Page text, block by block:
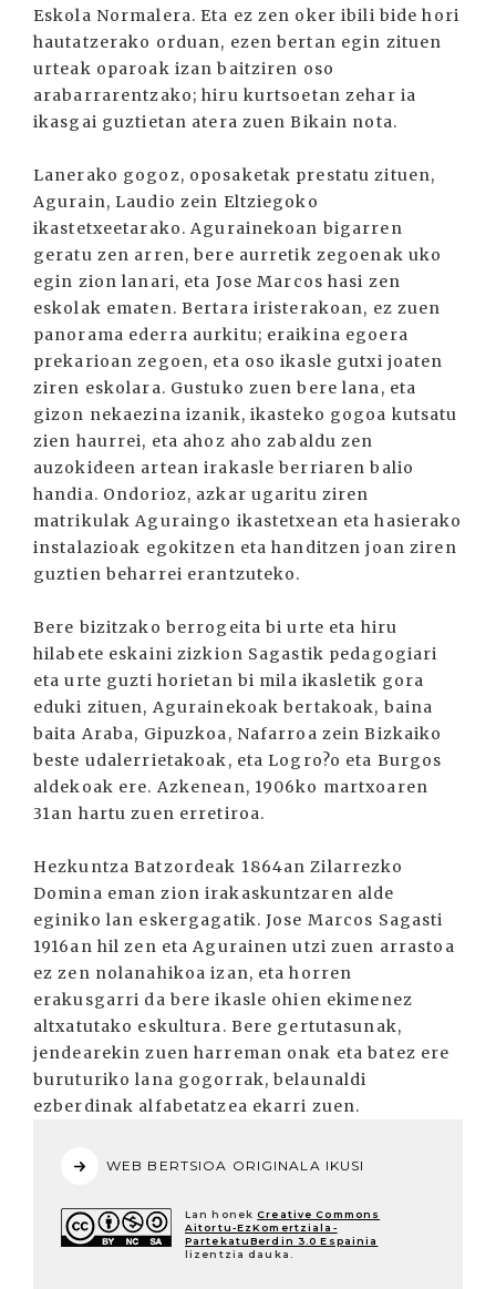
Eskola Normalera. Eta ez zen oker ibili bide hori
hautatzerako orduan, ezen bertan egin zituen
urteak oparoak izan baitziren oso
arabarrarentzako; hiru kurtsoetan zehar ia
ikasgai guztietan atera zuen Bikain nota.
Lanerako gogoz, oposaketak prestatu zituen,
Agurain, Laudio zein Eltziegoko
ikastetxeetarako. Agurainekoan bigarren
geratu zen arren, bere aurretik zegoenak uko
egin zion lanari, eta Jose Marcos hasi zen
eskolak ematen. Bertara iristerakoan, ez zuen
panorama ederra aurkitu; eraikina egoera
prekarioan zegoen, eta oso ikasle gutxi joaten
ziren eskolara. Gustuko zuen bere lana, eta
gizon nekaezina izanik, ikasteko gogoa kutsatu
zien haurrei, eta ahoz aho zabaldu zen
auzokideen artean irakasle berriaren balio
handia. Ondorioz, azkar ugaritu ziren
matrikulak Aguraingo ikastetxean eta hasierako
instalazioak egokitzen eta handitzen joan ziren
guztien beharrei erantzuteko.
Bere bizitzako berrogeita bi urte eta hiru
hilabete eskaini zizkion Sagastik pedagogiari
eta urte guzti horietan bi mila ikasletik gora
eduki zituen, Agurainekoak bertakoak, baina
baita Araba, Gipuzkoa, Nafarroa zein Bizkaiko
beste udalerrietakoak, eta Logro?o eta Burgos
aldekoak ere. Azkenean, 1906ko martxoaren
31an hartu zuen erretiroa.
Hezkuntza Batzordeak 1864an Zilarrezko
Domina eman zion irakaskuntzaren alde
eginiko lan eskergagatik. Jose Marcos Sagasti
1916an hil zen eta Agurainen utzi zuen arrastoa
ez zen nolanahikoa izan, eta horren
erakusgarri da bere ikasle ohien ekimenez
altxatutako eskultura. Bere gertutasunak,
jendearekin zuen harreman onak eta batez ere
buruturiko lana gogorrak, belaunaldi
ezberdinak alfabetatzea ekarri zuen.
WEB BERTSIOA ORIGINALA IKUSI
Lan honek Creative Commons
Aitortu-EzKomertziala-
PartekatuBerdin 3.0 Espainia
lizentzia dauka.